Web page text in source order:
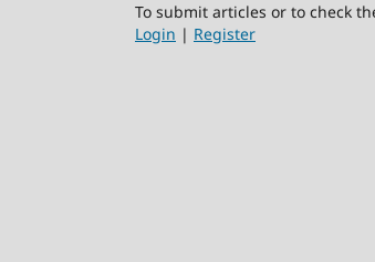
To submit articles or to check
Login | Register